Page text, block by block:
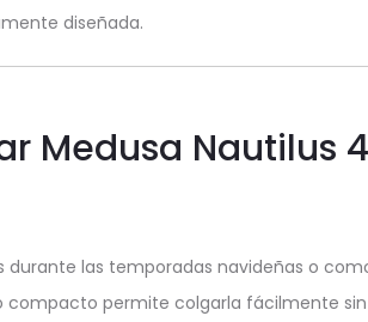
diseñada.
Medusa Nautilus
las temporadas navideñas o
permite colgarla fácilmente